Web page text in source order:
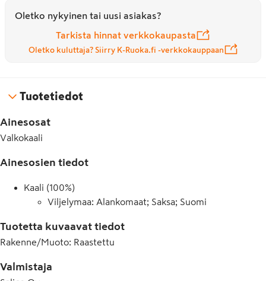
Oletko nykyinen tai uusi asiakas?
Tarkista hinnat verkkokaupasta
Oletko kuluttaja? Siirry K-Ruoka.fi -verkkokauppaan
Tuotetiedot
Ainesosat
Valkokaali
Ainesosien tiedot
Kaali (100%)
Viljelymaa: Alankomaat; Saksa; Suomi
Tuotetta kuvaavat tiedot
Rakenne/Muoto: Raastettu
Valmistaja